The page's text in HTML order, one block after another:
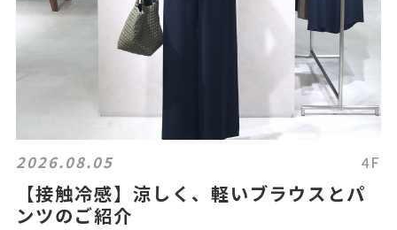
2026.08.05 4F
【接触冷感】涼しく、軽いブラウスとパ
ンツのご紹介